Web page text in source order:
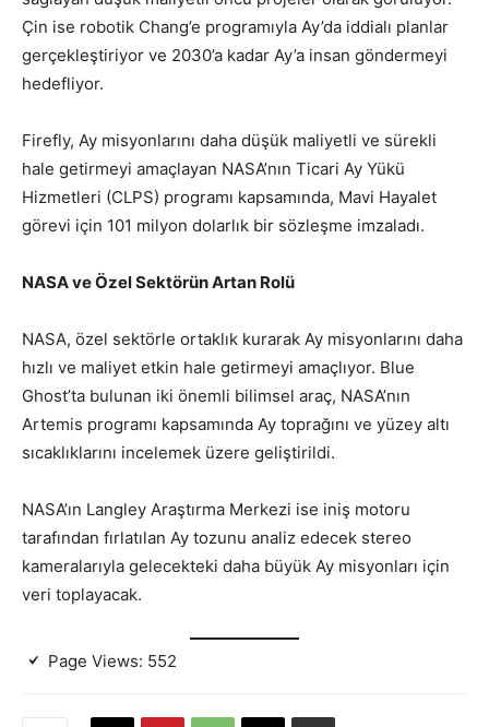
Çin ise robotik Chang’e programıyla Ay’da iddialı planlar
gerçekleştiriyor ve 2030’a kadar Ay’a insan göndermeyi
hedefliyor.
Firefly, Ay misyonlarını daha düşük maliyetli ve sürekli
hale getirmeyi amaçlayan NASA’nın Ticari Ay Yükü
Hizmetleri (CLPS) programı kapsamında, Mavi Hayalet
görevi için 101 milyon dolarlık bir sözleşme imzaladı.
NASA ve Özel Sektörün Artan Rolü
NASA, özel sektörle ortaklık kurarak Ay misyonlarını daha
hızlı ve maliyet etkin hale getirmeyi amaçlıyor. Blue
Ghost’ta bulunan iki önemli bilimsel araç, NASA’nın
Artemis programı kapsamında Ay toprağını ve yüzey altı
sıcaklıklarını incelemek üzere geliştirildi.
NASA’ın Langley Araştırma Merkezi ise iniş motoru
tarafından fırlatılan Ay tozunu analiz edecek stereo
kameralarıyla gelecekteki daha büyük Ay misyonları için
veri toplayacak.
Page Views: 552